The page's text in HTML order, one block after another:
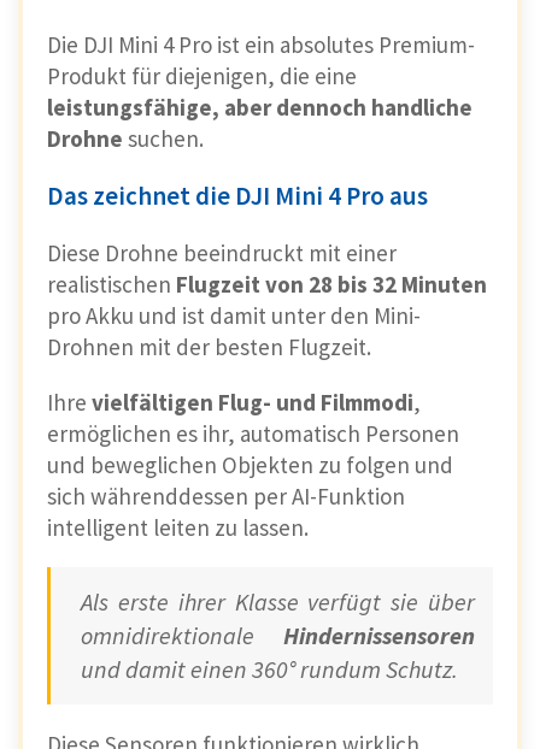
Die DJI Mini 4 Pro ist ein absolutes Premium-
Produkt für diejenigen, die eine
leistungsfähige, aber dennoch handliche
Drohne suchen.
Das zeichnet die DJI Mini 4 Pro aus
Diese Drohne beeindruckt mit einer
realistischen Flugzeit von 28 bis 32 Minuten
pro Akku und ist damit unter den Mini-
Drohnen mit der besten Flugzeit.
Ihre vielfältigen Flug- und Filmmodi,
ermöglichen es ihr, automatisch Personen
und beweglichen Objekten zu folgen und
sich währenddessen per AI-Funktion
intelligent leiten zu lassen.
Als erste ihrer Klasse verfügt sie über
omnidirektionale Hindernissensoren
und damit einen 360° rundum Schutz.